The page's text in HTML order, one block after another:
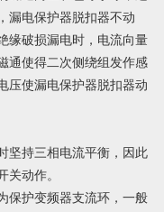
漏电保护器脱扣器不动
缘破损漏电时，电流向量
通使得二次侧绕组发作感
压使漏电保护器脱扣器动
持三相电流平衡，因此
关动作。
护变频器支流环，一般